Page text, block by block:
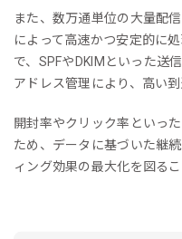
また、数万通単位の大量配
によって高速かつ安定的に
で、SPFやDKIMといった送
アドレス管理により、高い到
開封率やクリック率といっ
ため、データに基づいた継
ィング効果の最大化を図るこ